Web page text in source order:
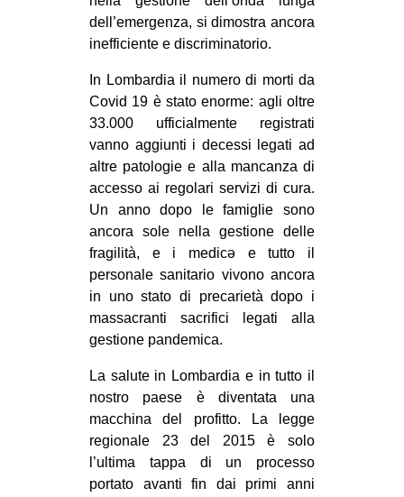
AMERICHE
ESTREMO ORIENTE
MEDIO ORIENTE
MONDO
EVENTI
in
Fb
tw
bsky
SEARCH
dell’emergenza, si dimostra ancora
inefficiente e discriminatorio.
In Lombardia il numero di morti da
Covid 19 è stato enorme: agli oltre
33.000 ufficialmente registrati
vanno aggiunti i decessi legati ad
altre patologie e alla mancanza di
accesso ai regolari servizi di cura.
Un anno dopo le famiglie sono
ancora sole nella gestione delle
fragilità, e i medicə e tutto il
personale sanitario vivono ancora
in uno stato di precarietà dopo i
massacranti sacrifici legati alla
gestione pandemica.
La salute in Lombardia e in tutto il
nostro paese è diventata una
macchina del profitto. La legge
regionale 23 del 2015 è solo
l’ultima tappa di un processo
portato avanti fin dai primi anni